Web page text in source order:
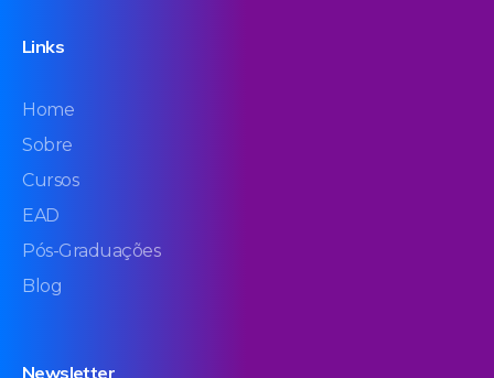
Links
Home
Sobre
Cursos
EAD
Pós-Graduações
Blog
Newsletter